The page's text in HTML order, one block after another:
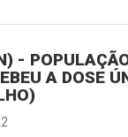
-
A DOSE